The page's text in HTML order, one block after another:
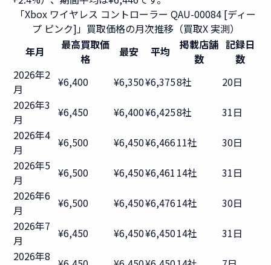
「Xbox ワイヤレス コントローラー QAU-00084 [ディー
プ ピンク]」買取価格の月次推移（買取X 実測）
年月
最高買取価
格
最安 平均
掲載店舗
数
記録日
数
2026年2
月
¥6,400 ¥6,350¥6,3758社
20日
2026年3
月
¥6,450 ¥6,400¥6,4258社
31日
2026年4
月
¥6,500 ¥6,450¥6,46611社
30日
2026年5
月
¥6,500 ¥6,450¥6,461 14社
31日
2026年6
月
¥6,500 ¥6,450¥6,47614社
30日
2026年7
月
¥6,450 ¥6,450¥6,45014社
31日
2026年8